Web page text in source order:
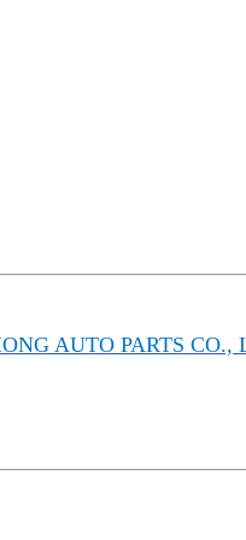
AUTO PARTS CO.,